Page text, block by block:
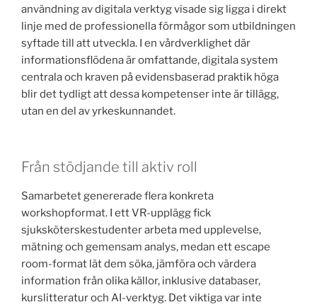
användning av digitala verktyg visade sig ligga i direkt
linje med de professionella förmågor som utbildningen
syftade till att utveckla. I en vårdverklighet där
informationsflödena är omfattande, digitala system
centrala och kraven på evidensbaserad praktik höga
blir det tydligt att dessa kompetenser inte är tillägg,
utan en del av yrkeskunnandet.
Från stödjande till aktiv roll
Samarbetet genererade flera konkreta
workshopformat. I ett VR-upplägg fick
sjuksköterskestudenter arbeta med upplevelse,
mätning och gemensam analys, medan ett escape
room-format lät dem söka, jämföra och värdera
information från olika källor, inklusive databaser,
kurslitteratur och AI-verktyg. Det viktiga var inte